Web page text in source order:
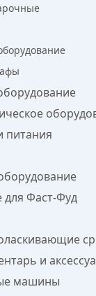
питания
Фаст-Фуд
и
машины